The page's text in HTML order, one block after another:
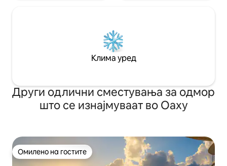
Клима уред
Други одлични сместувања за одмор
што се изнајмуваат во Оаху
Омилено на гостите
Омилено на гостите